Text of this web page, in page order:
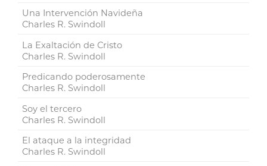
Una Intervención Navideña
Charles R. Swindoll
La Exaltación de Cristo
Charles R. Swindoll
Predicando poderosamente
Charles R. Swindoll
Soy el tercero
Charles R. Swindoll
El ataque a la integridad
Charles R. Swindoll